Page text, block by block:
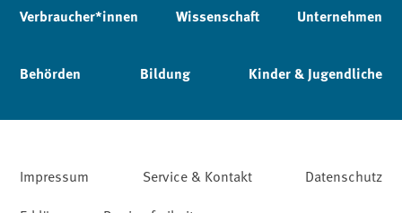
Verbraucher*innen Wissenschaft Unternehmen
Behörden Bildung Kinder & Jugendliche
Impressum Service & Kontakt
Datenschutz